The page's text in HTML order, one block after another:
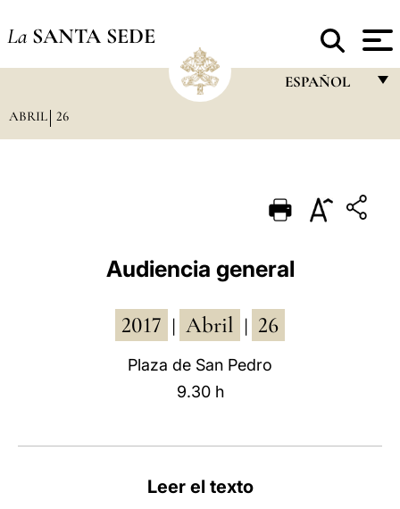
La SANTA SEDE
ESPAÑOL
PORTUGUÊS
ESPAÑOL
ABRIL 26
Audiencia general
2017 Abril 26
Plaza de San Pedro
9.30 h
Leer el texto